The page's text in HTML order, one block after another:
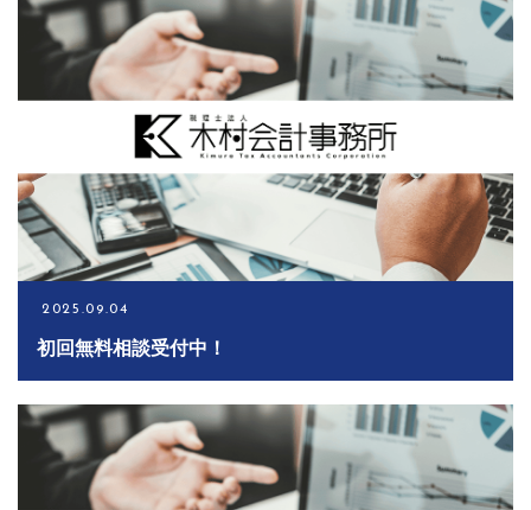
相続・贈与サポート
創業支援
融資サポート
DX化支援
事業承継・M&Aサポート
キャンペーン
ニュース
コンテンツ
お電話でのお問い合わせ
027-363-1234
2025.09.04
初回無料相談受付中！